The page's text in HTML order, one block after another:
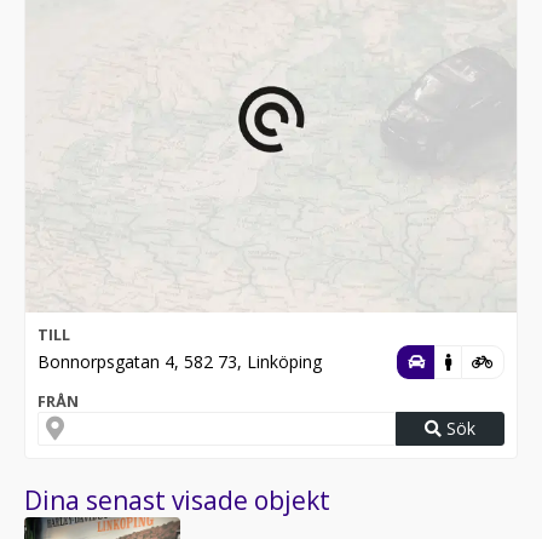
TILL
Bonnorpsgatan 4, 582 73, Linköping
FRÅN
Sök
Dina senast visade objekt